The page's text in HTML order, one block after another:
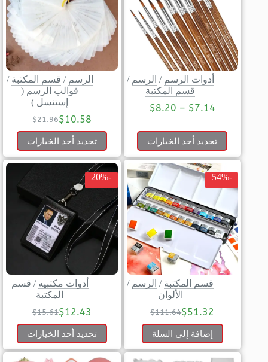
أدوات الرسم / الرسم /
قسم المكتبة
$7.14
–
$8.20
تحديد أحد الخيارات
الرسم / قسم المكتبة /
قوالب الرسم (
إستنسل )
$21.96$10.58
تحديد أحد الخيارات
-54%
قسم المكتبة / الرسم /
الألوان
$111.64$51.32
إضافة إلى السلة
-20%
أدوات مكتبيه / قسم
المكتبة
$15.61$12.43
تحديد أحد الخيارات